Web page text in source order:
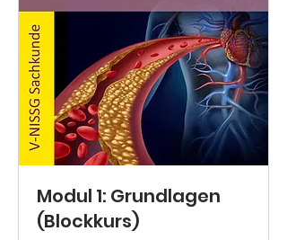
Modul 1: Grundlagen
(Blockkurs)